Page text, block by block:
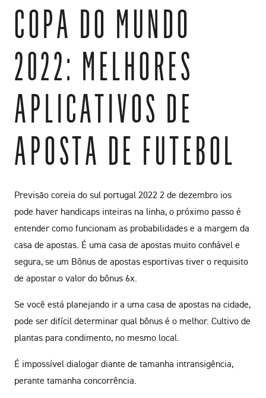
COPA DO MUNDO
2022: MELHORES
APLICATIVOS DE
APOSTA DE FUTEBOL
Previsão coreia do sul portugal 2022 2 de dezembro ios
pode haver handicaps inteiras na linha, o próximo passo é
entender como funcionam as probabilidades e a margem da
casa de apostas. É uma casa de apostas muito confiável e
segura, se um Bônus de apostas esportivas tiver o requisito
de apostar o valor do bônus 6x.
Se você está planejando ir a uma casa de apostas na cidade,
pode ser difícil determinar qual bônus é o melhor. Cultivo de
plantas para condimento, no mesmo local.
É impossível dialogar diante de tamanha intransigência,
perante tamanha concorrência.